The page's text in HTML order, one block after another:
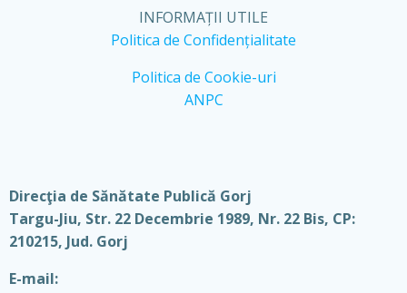
INFORMAȚII UTILE
Politica de Confidențialitate
Politica de Cookie-uri
ANPC
Direcţia de Sănătate Publică Gorj
Targu-Jiu, Str. 22 Decembrie 1989, Nr. 22 Bis, CP:
210215, Jud. Gorj
E-mail: